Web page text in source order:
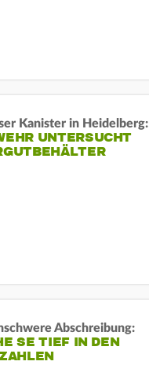
Kanister in Heidelberg:
UNTERSUCHT
Abschreibung:
SE TIEF IN DEN